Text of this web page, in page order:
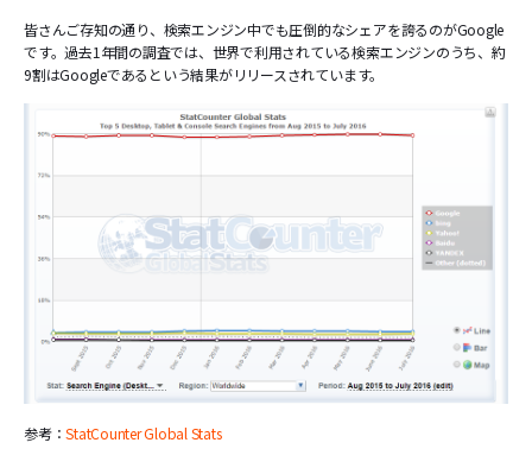
皆さんご存知の通り、検索エンジン中でも圧倒的なシェアを誇るのがGoogle
です。過去1年間の調査では、世界で利用されている検索エンジンのうち、約
9割はGoogleであるという結果がリリースされています。
参考：StatCounter Global Stats